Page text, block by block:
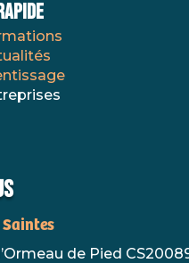
Saintes
de Pied